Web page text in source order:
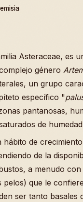
Asteraceae, es
género
un grupo
específico "
pantanosas,
de
de
de la
a menudo
pelos) que le
ser tanto basales